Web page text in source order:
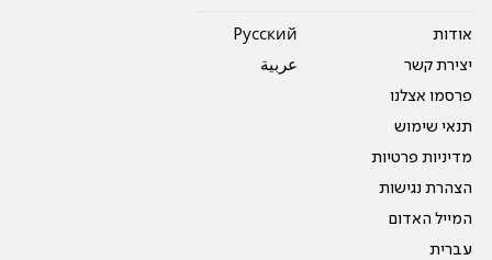
אודות
יצירת קשר
פרסמו אצלנו
תנאי שימוש
מדיניות פרטיות
הצהרת נגישות
המייל האדום
עברית
Pусский
عربية